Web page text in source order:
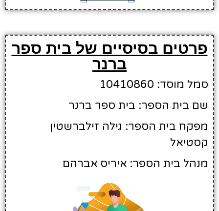
פרטים בסיסיים של בית ספר
ברנר
סמל מוסד: 10410860
שם בית הספר: בית ספר ברנר
מפקח בית הספר: גילה זילברשטין
קסטיאל
מנהל בית הספר: איריס אברהם